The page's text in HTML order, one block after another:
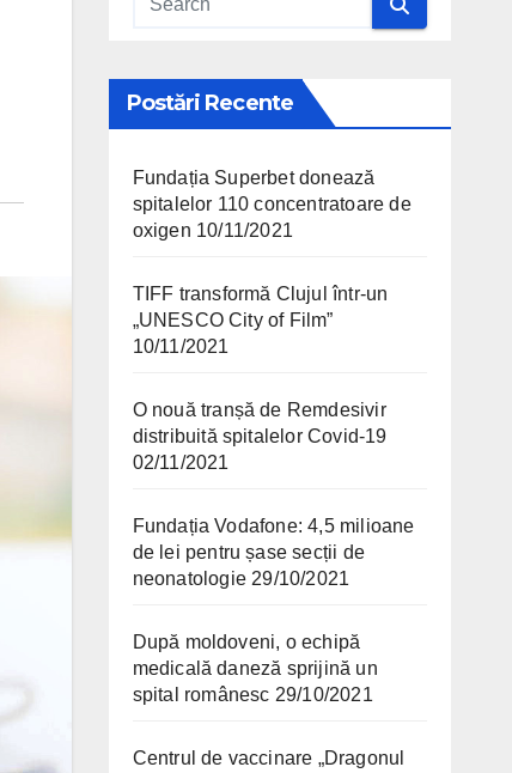
Postări Recente
Fundația Superbet donează
spitalelor 110 concentratoare de
oxigen 10/11/2021
TIFF transformă Clujul într-un
„UNESCO City of Film”
10/11/2021
O nouă tranșă de Remdesivir
distribuită spitalelor Covid-19
02/11/2021
Fundația Vodafone: 4,5 milioane
de lei pentru șase secții de
neonatologie 29/10/2021
După moldoveni, o echipă
medicală daneză sprijină un
spital românesc 29/10/2021
Centrul de vaccinare „Dragonul